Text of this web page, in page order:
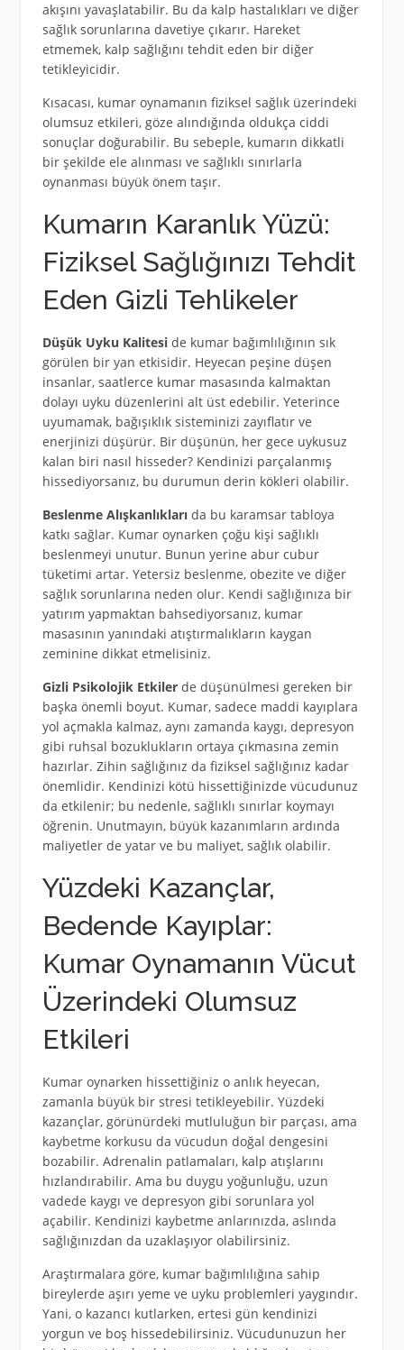
akışını yavaşlatabilir. Bu da kalp hastalıkları ve diğer
sağlık sorunlarına davetiye çıkarır. Hareket
etmemek, kalp sağlığını tehdit eden bir diğer
tetikleyicidir.
Kısacası, kumar oynamanın fiziksel sağlık üzerindeki
olumsuz etkileri, göze alındığında oldukça ciddi
sonuçlar doğurabilir. Bu sebeple, kumarın dikkatli
bir şekilde ele alınması ve sağlıklı sınırlarla
oynanması büyük önem taşır.
Kumarın Karanlık Yüzü:
Fiziksel Sağlığınızı Tehdit
Eden Gizli Tehlikeler
Düşük Uyku Kaliteside kumar bağımlılığının sık
görülen bir yan etkisidir. Heyecan peşine düşen
insanlar, saatlerce kumar masasında kalmaktan
dolayı uyku düzenlerini alt üst edebilir. Yeterince
uyumamak, bağışıklık sisteminizi zayıflatır ve
enerjinizi düşürür. Bir düşünün, her gece uykusuz
kalan biri nasıl hisseder? Kendinizi parçalanmış
hissediyorsanız, bu durumun derin kökleri olabilir.
Beslenme Alışkanlıklarıda bu karamsar tabloya
katkı sağlar. Kumar oynarken çoğu kişi sağlıklı
beslenmeyi unutur. Bunun yerine abur cubur
tüketimi artar. Yetersiz beslenme, obezite ve diğer
sağlık sorunlarına neden olur. Kendi sağlığınıza bir
yatırım yapmaktan bahsediyorsanız, kumar
masasının yanındaki atıştırmalıkların kaygan
zeminine dikkat etmelisiniz.
Gizli Psikolojik Etkilerde düşünülmesi gereken bir
başka önemli boyut. Kumar, sadece maddi kayıplara
yol açmakla kalmaz, aynı zamanda kaygı, depresyon
gibi ruhsal bozuklukların ortaya çıkmasına zemin
hazırlar. Zihin sağlığınız da fiziksel sağlığınız kadar
önemlidir. Kendinizi kötü hissettiğinizde vücudunuz
da etkilenir; bu nedenle, sağlıklı sınırlar koymayı
öğrenin. Unutmayın, büyük kazanımların ardında
maliyetler de yatar ve bu maliyet, sağlık olabilir.
Yüzdeki Kazançlar,
Bedende Kayıplar:
Kumar Oynamanın Vücut
Üzerindeki Olumsuz
Etkileri
Kumar oynarken hissettiğiniz o anlık heyecan,
zamanla büyük bir stresi tetikleyebilir. Yüzdeki
kazançlar, görünürdeki mutluluğun bir parçası, ama
kaybetme korkusu da vücudun doğal dengesini
bozabilir. Adrenalin patlamaları, kalp atışlarını
hızlandırabilir. Ama bu duygu yoğunluğu, uzun
vadede kaygı ve depresyon gibi sorunlara yol
açabilir. Kendinizi kaybetme anlarınızda, aslında
sağlığınızdan da uzaklaşıyor olabilirsiniz.
Araştırmalara göre, kumar bağımlılığına sahip
bireylerde aşırı yeme ve uyku problemleri yaygındır.
Yani, o kazancı kutlarken, ertesi gün kendinizi
yorgun ve boş hissedebilirsiniz. Vücudunuzun her